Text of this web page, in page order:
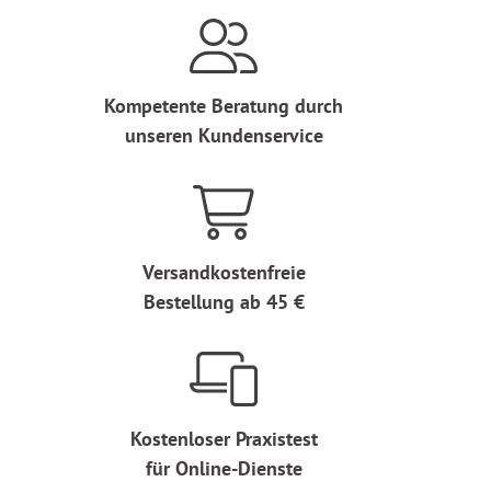
Kompetente Beratung durch
unseren Kundenservice
Versandkostenfreie
Bestellung ab 45 €
Kostenloser Praxistest
für Online-Dienste